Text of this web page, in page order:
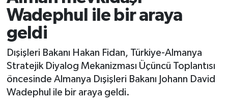
Wadephul ile bir araya
geldi
Dışişleri Bakanı Hakan Fidan, Türkiye-Almanya
Stratejik Diyalog Mekanizması Üçüncü Toplantısı
öncesinde Almanya Dışişleri Bakanı Johann David
Wadephul ile bir araya geldi.